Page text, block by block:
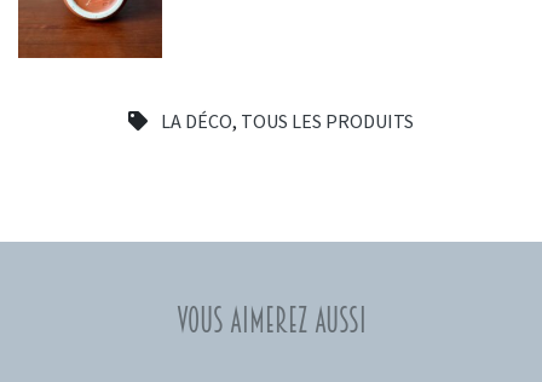
LA DÉCO, TOUS LES PRODUITS
Vous aimerez aussi